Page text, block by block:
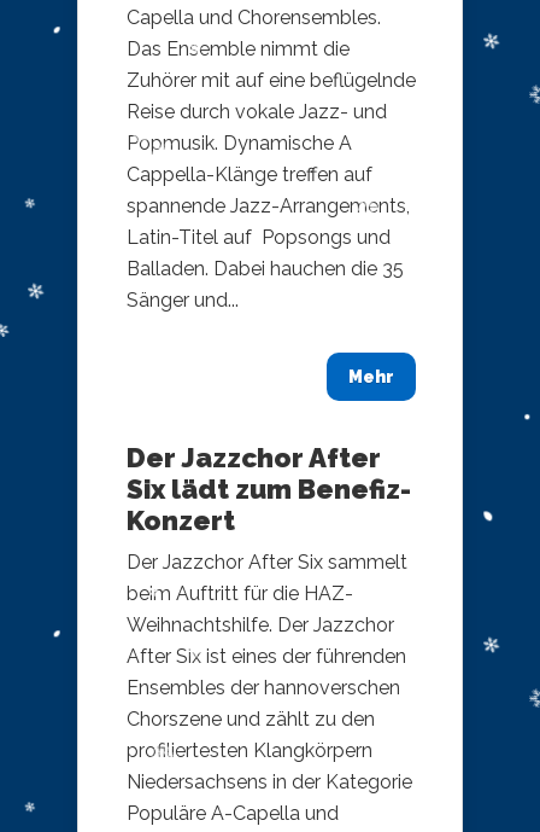
Capella und Chorensembles.
Das Ensemble nimmt die
Zuhörer mit auf eine beflügelnde
Reise durch vokale Jazz- und
Popmusik. Dynamische A
Cappella-Klänge treffen auf
spannende Jazz-Arrangements,
Latin-Titel auf Popsongs und
Balladen. Dabei hauchen die 35
Sänger und...
Mehr
Der Jazzchor After
Six lädt zum Benefiz-
Konzert
Der Jazzchor After Six sammelt
beim Auftritt für die HAZ-
Weihnachtshilfe. Der Jazzchor
After Six ist eines der führenden
Ensembles der hannoverschen
Chorszene und zählt zu den
profiliertesten Klangkörpern
Niedersachsens in der Kategorie
Populäre A-Capella und